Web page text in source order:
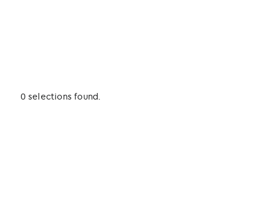
0 selections found.